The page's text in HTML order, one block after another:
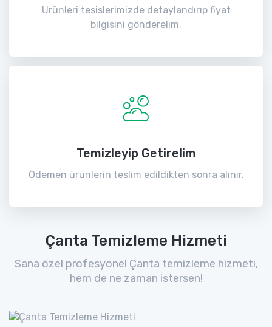
Ürünleri tesislerimizde detaylandırıp fiyat
bilgisini gönderelim.
Temizleyip Getirelim
Ödemen ürünlerin teslim edildikten sonra alınır.
Çanta Temizleme Hizmeti
Sana özel profesyonel Çanta temizleme hizmeti,
hem de ne zaman istersen!